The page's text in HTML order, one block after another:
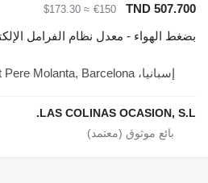
TND
€150
≈ $173.30
الهواء - معدل نظام الفرامل الإلكترونية
إسبانيا، Sant Pere Molanta, Barcelona
LAS COLINAS